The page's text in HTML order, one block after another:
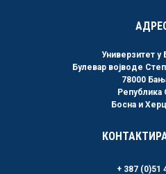
Универзитет у
Булевар војводе
78000
Република
Босна и
+ 387 (0)51